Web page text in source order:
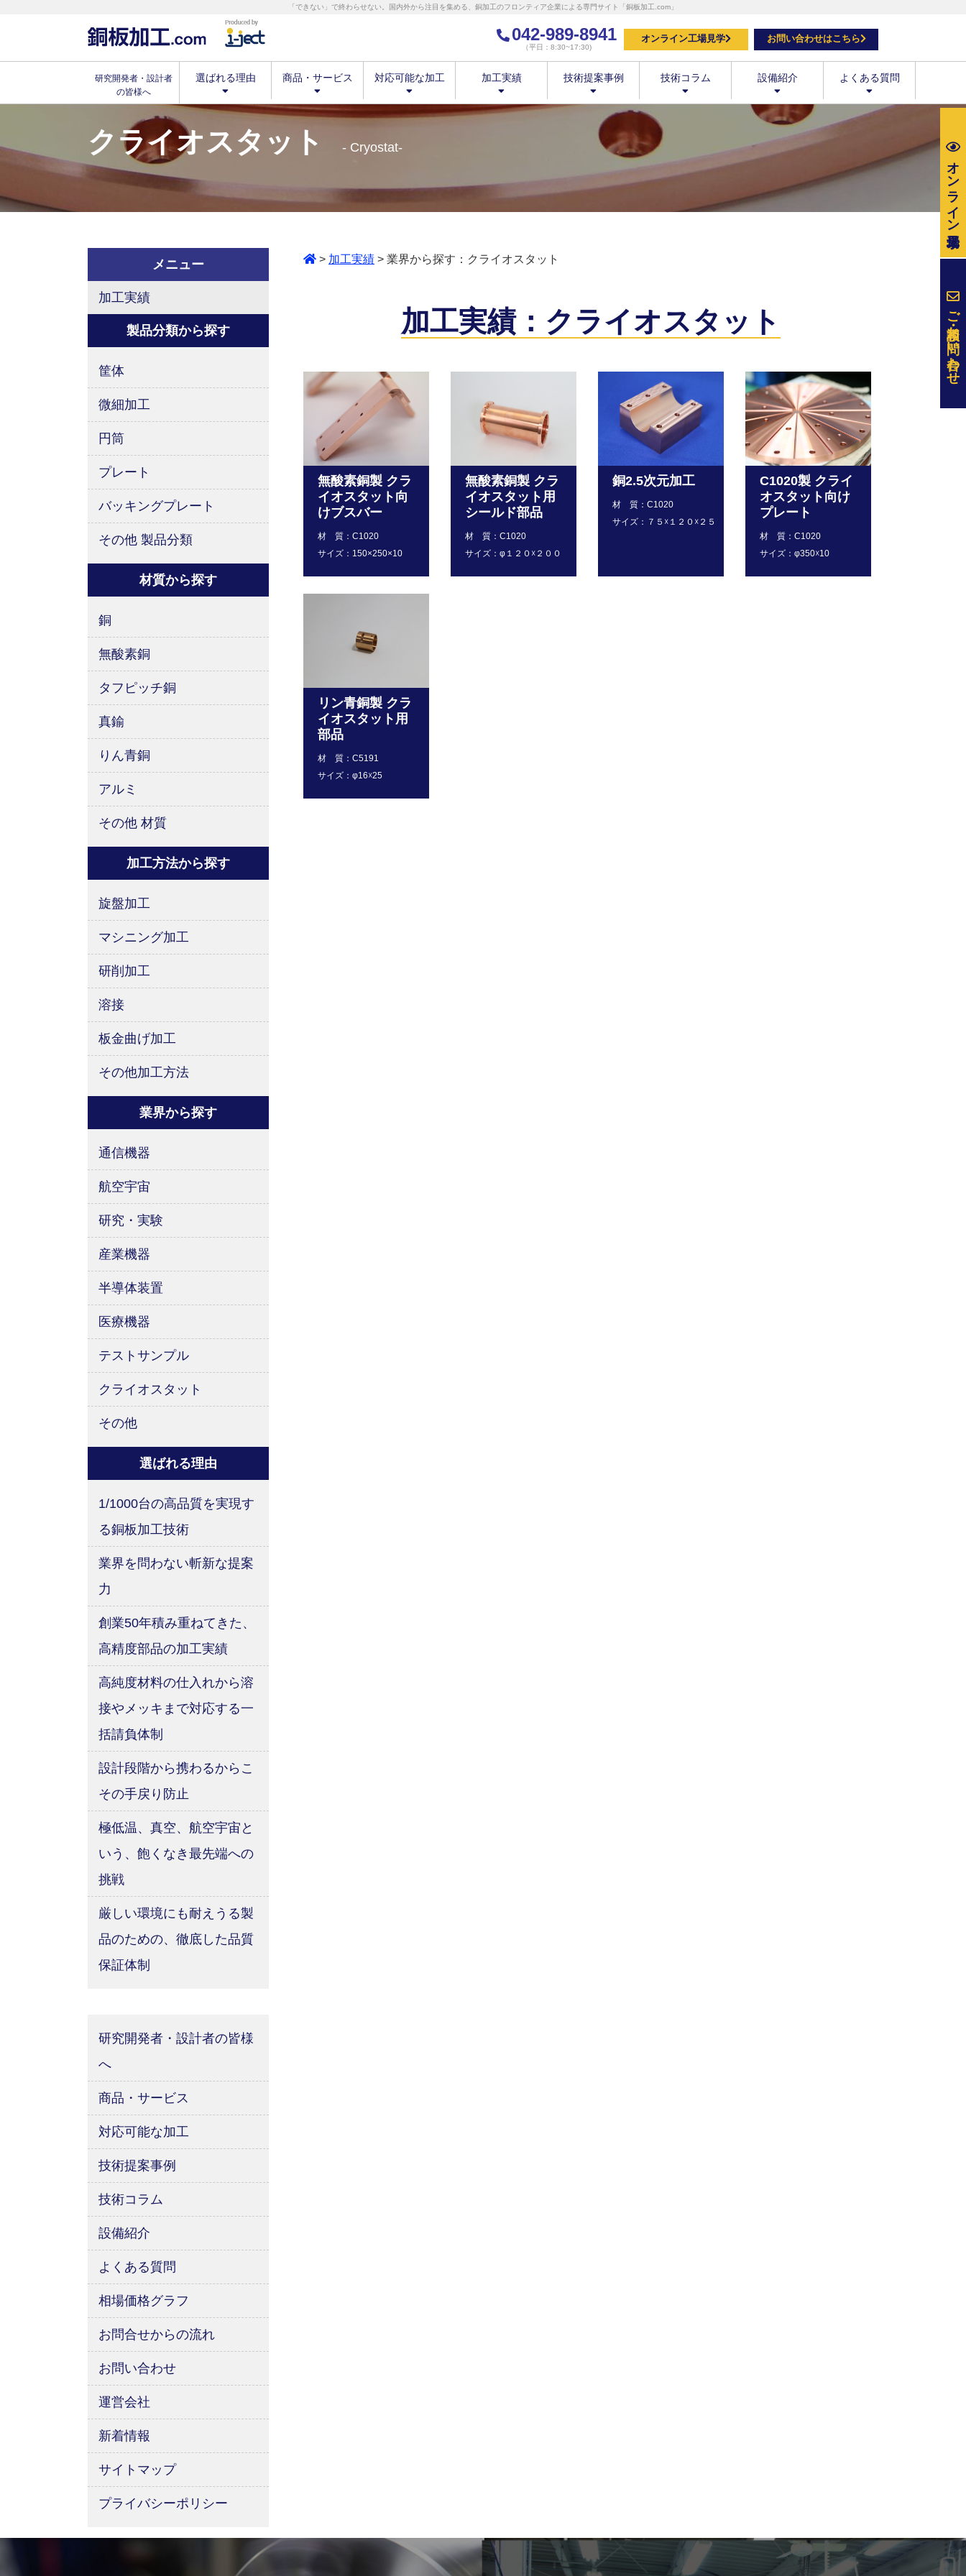
「できない」で終わらせない。国内外から注目を集める、銅加工のフロンティア企業による専門サイト「銅板加工.com」
お問い合わせはこちら
オンライン工場見学
042-989-8941
（平日：8:30~17:30)
研究開発者・設計者
の皆様へ
選ばれる理由 商品・サービス 対応可能な加工 加工実績 技術提案事例 技術コラム 設備紹介 よくある質問
クライオスタット Cryostat
> 加工実績 > 業界から探す：クライオスタット
加工実績：クライオスタット
無酸素銅製 クラ
イオスタット向
けブスバー
材 質：C1020
サイズ：150×250×10
無酸素銅製 クラ
イオスタット用
シールド部品
材 質：C1020
サイズ：φ１２０☓２００
銅2.5次元加工
材 質：C1020
サイズ：７５☓１２０☓２５
C1020製 クライ
オスタット向け
プレート
材 質：C1020
サイズ：φ350☓10
リン青銅製 クラ
イオスタット用
部品
材 質：C5191
サイズ：φ16☓25
メニュー
加工実績
製品分類から探す
筐体
微細加工
円筒
プレート
バッキングプレート
その他 製品分類
材質から探す
銅
無酸素銅
タフピッチ銅
真鍮
りん青銅
アルミ
その他 材質
加工方法から探す
旋盤加工
マシニング加工
研削加工
溶接
板金曲げ加工
その他加工方法
業界から探す
通信機器
航空宇宙
研究・実験
産業機器
半導体装置
医療機器
テストサンプル
クライオスタット
その他
選ばれる理由
1/1000台の高品質を実現す
る銅板加工技術
業界を問わない斬新な提案
力
創業50年積み重ねてきた、
高精度部品の加工実績
高純度材料の仕入れから溶
接やメッキまで対応する一
括請負体制
設計段階から携わるからこ
その手戻り防止
極低温、真空、航空宇宙と
いう、飽くなき最先端への
挑戦
厳しい環境にも耐えうる製
品のための、徹底した品質
保証体制
研究開発者・設計者の皆様
へ
商品・サービス
対応可能な加工
技術提案事例
技術コラム
設備紹介
よくある質問
相場価格グラフ
お問合せからの流れ
お問い合わせ
運営会社
新着情報
サイトマップ
プライバシーポリシー
オンライン
ご相談・
お問い合わせ